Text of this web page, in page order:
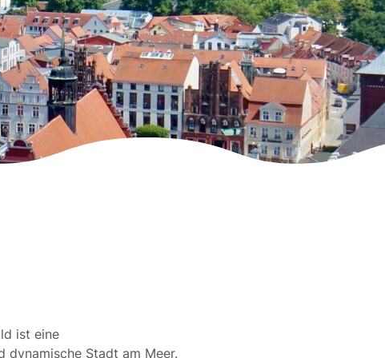
ist eine
dynamische Stadt am Meer.